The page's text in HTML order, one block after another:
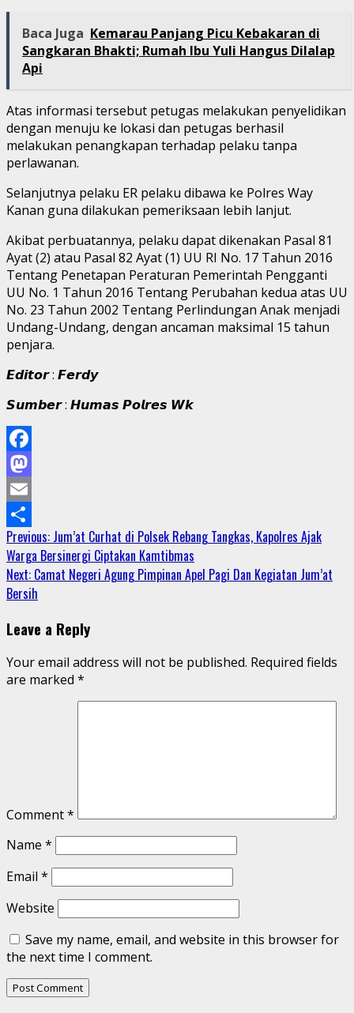
Baca Juga Kemarau Panjang Picu Kebakaran di
Sangkaran Bhakti; Rumah Ibu Yuli Hangus Dilalap
Api
Atas informasi tersebut petugas melakukan penyelidikan
dengan menuju ke lokasi dan petugas berhasil
melakukan penangkapan terhadap pelaku tanpa
perlawanan.
Selanjutnya pelaku ER pelaku dibawa ke Polres Way
Kanan guna dilakukan pemeriksaan lebih lanjut.
Akibat perbuatannya, pelaku dapat dikenakan Pasal 81
Ayat (2) atau Pasal 82 Ayat (1) UU RI No. 17 Tahun 2016
Tentang Penetapan Peraturan Pemerintah Pengganti
UU No. 1 Tahun 2016 Tentang Perubahan kedua atas UU
No. 23 Tahun 2002 Tentang Perlindungan Anak menjadi
Undang-Undang, dengan ancaman maksimal 15 tahun
penjara.
𝙀𝙙𝙞𝙩𝙤𝙧 : 𝙁𝙚𝙧𝙙𝙮
𝙎𝙪𝙢𝙗𝙚𝙧 : 𝙃𝙪𝙢𝙖𝙨 𝙋𝙤𝙡𝙧𝙚𝙨 𝙒𝙠
Facebook
Mastodon
Email
Share
Continue
Reading
Previous: Jum’at Curhat di Polsek Rebang Tangkas, Kapolres Ajak
Warga Bersinergi Ciptakan Kamtibmas
Next: Camat Negeri Agung Pimpinan Apel Pagi Dan Kegiatan Jum’at
Bersih
Leave a Reply
Your email address will not be published. Required fields
are marked *
Comment*
Name *
Email *
Website
Save my name, email, and website in this browser for
the next time I comment.